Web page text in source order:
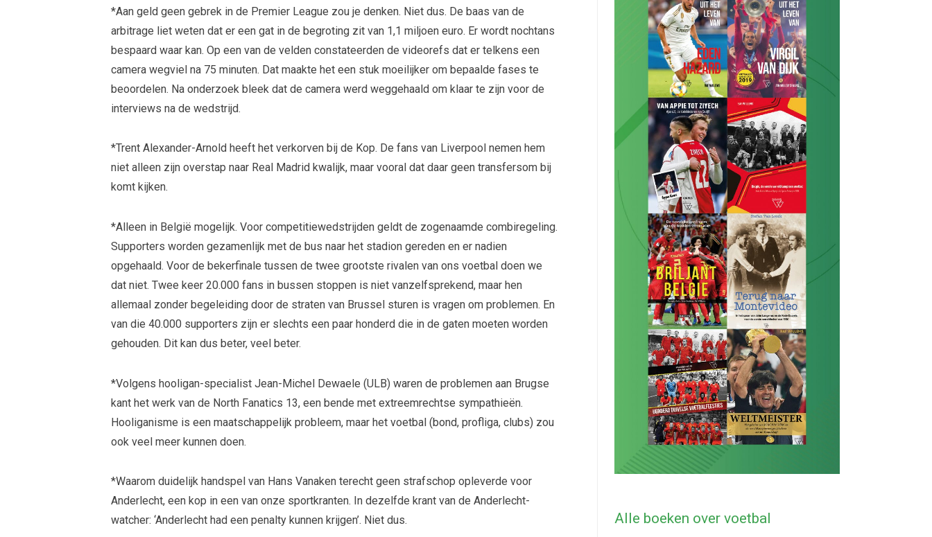
*Aan geld geen gebrek in de Premier League zou je denken. Niet dus. De baas van de
arbitrage liet weten dat er een gat in de begroting zit van 1,1 miljoen euro. Er wordt nochtans
bespaard waar kan. Op een van de velden constateerden de videorefs dat er telkens een
camera wegviel na 75 minuten. Dat maakte het een stuk moeilijker om bepaalde fases te
beoordelen. Na onderzoek bleek dat de camera werd weggehaald om klaar te zijn voor de
interviews na de wedstrijd.
*Trent Alexander-Arnold heeft het verkorven bij de Kop. De fans van Liverpool nemen hem
niet alleen zijn overstap naar Real Madrid kwalijk, maar vooral dat daar geen transfersom bij
komt kijken.
*Alleen in België mogelijk. Voor competitiewedstrijden geldt de zogenaamde combiregeling.
Supporters worden gezamenlijk met de bus naar het stadion gereden en er nadien
opgehaald. Voor de bekerfinale tussen de twee grootste rivalen van ons voetbal doen we
dat niet. Twee keer 20.000 fans in bussen stoppen is niet vanzelfsprekend, maar hen
allemaal zonder begeleiding door de straten van Brussel sturen is vragen om problemen. En
van die 40.000 supporters zijn er slechts een paar honderd die in de gaten moeten worden
gehouden. Dit kan dus beter, veel beter.
*Volgens hooligan-specialist Jean-Michel Dewaele (ULB) waren de problemen aan Brugse
kant het werk van de North Fanatics 13, een bende met extreemrechtse sympathieën.
Hooliganisme is een maatschappelijk probleem, maar het voetbal (bond, profliga, clubs) zou
ook veel meer kunnen doen.
*Waarom duidelijk handspel van Hans Vanaken terecht geen strafschop opleverde voor
Anderlecht, een kop in een van onze sportkranten. In dezelfde krant van de Anderlecht-
watcher: ‘Anderlecht had een penalty kunnen krijgen’. Niet dus.
Alle boeken over voetbal